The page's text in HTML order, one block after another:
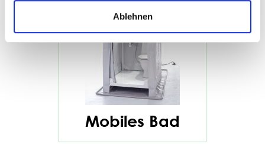
Ablehnen
Mobiles Bad